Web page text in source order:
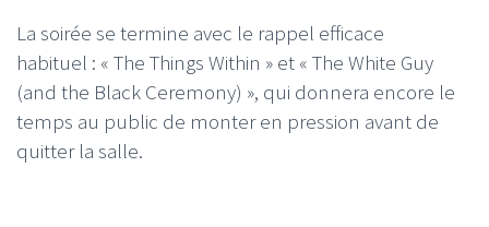
La soirée se termine avec le rappel efficace
habituel : « The Things Within » et « The White Guy
(and the Black Ceremony) », qui donnera encore le
temps au public de monter en pression avant de
quitter la salle.